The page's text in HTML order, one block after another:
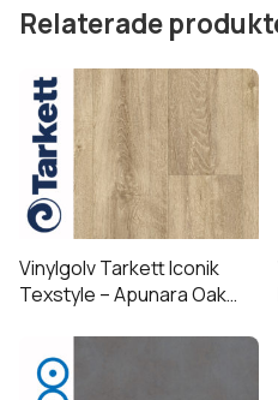
Relaterade
Vinylgolv Tarkett Iconik
Texstyle – Apunara Oak